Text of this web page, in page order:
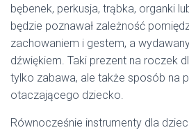
bębenek, perkusja, trąbka, organki
będzie poznawał zależność
zachowaniem i gestem, a
dźwiękiem. Taki prezent na roczek
tylko zabawa, ale także sposób na
otaczającego dziecko.
Równocześnie instrumenty dla